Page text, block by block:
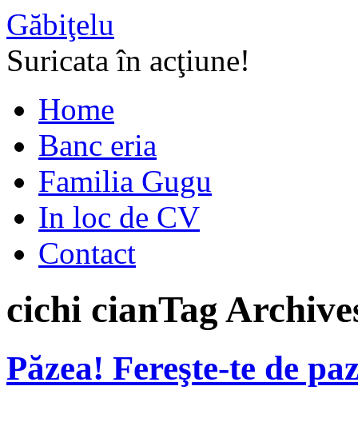
Găbiţelu
Suricata în acţiune!
Home
Banc eria
Familia Gugu
In loc de CV
Contact
cichi cianTag
Păzea! Fereşte-te de